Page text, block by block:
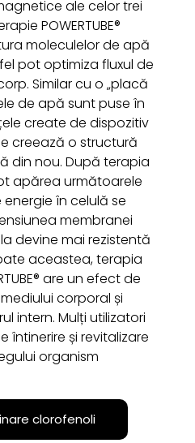
ale celor trei
POWERTUBE®
moleculelor de apă
pot optimiza fluxul de
Similar cu o „placă
de apă sunt puse în
create de dispozitiv
creează o structură
din nou. După terapia
apărea următoarele
în celulă se
membranei
devine mai rezistentă
aceastea, terapia
are un efect de
corporal și
intern. Mulți utilizatori
întinerire și revitalizare
organism
clorofenoli